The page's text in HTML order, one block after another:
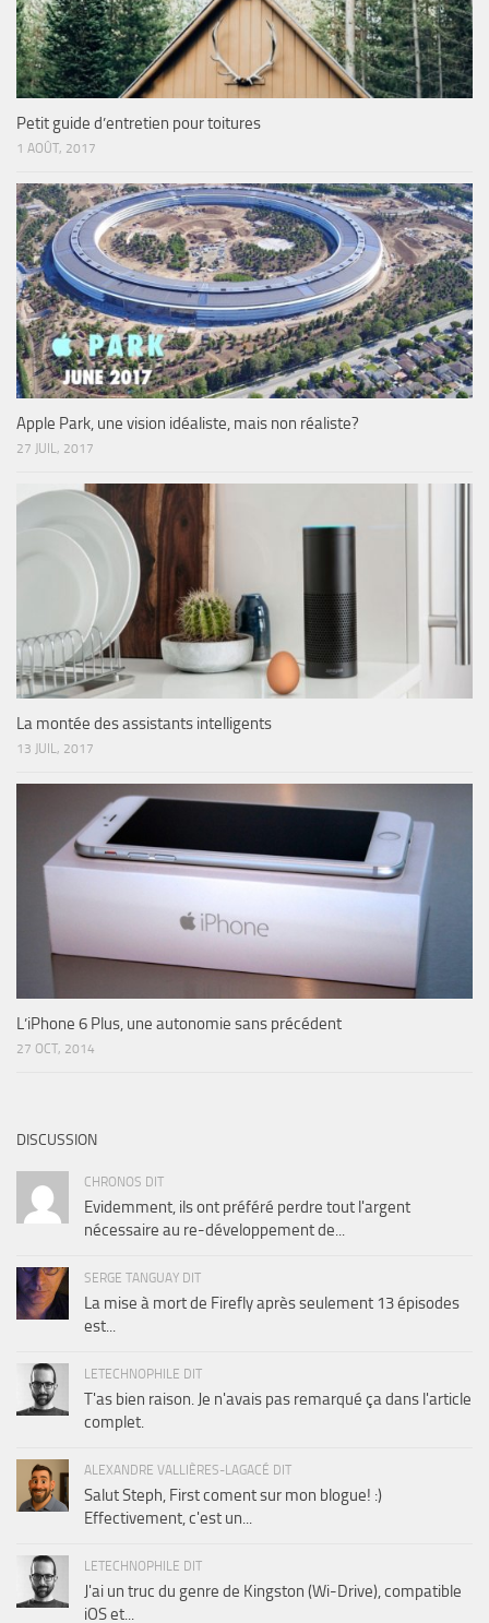
Petit guide d’entretien pour toitures
1 AOÛT, 2017
Apple Park, une vision idéaliste, mais non réaliste?
27 JUIL, 2017
La montée des assistants intelligents
13 JUIL, 2017
L’iPhone 6 Plus, une autonomie sans précédent
27 OCT, 2014
DISCUSSION
CHRONOS DIT
Evidemment, ils ont préféré perdre tout l'argent
nécessaire au re-développement de...
SERGE TANGUAY DIT
La mise à mort de Firefly après seulement 13 épisodes
est...
LETECHNOPHILE DIT
T'as bien raison. Je n'avais pas remarqué ça dans l'article
complet.
ALEXANDRE VALLIÈRES-LAGACÉ DIT
Salut Steph, First coment sur mon blogue! :)
Effectivement, c'est un...
LETECHNOPHILE DIT
J'ai un truc du genre de Kingston (Wi-Drive), compatible
iOS et...